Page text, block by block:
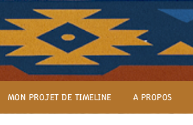
MON PROJET DE TIMELINE A PROPOS